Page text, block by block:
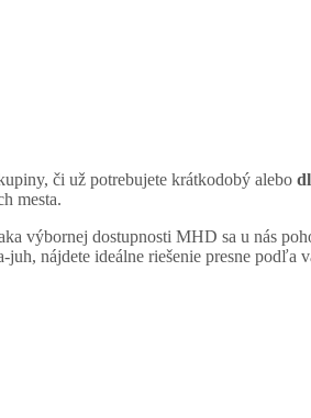
či už potrebujete krátkodobý alebo
mesta.
výbornej dostupnosti MHD sa u nás
nájdete ideálne riešenie presne podľa